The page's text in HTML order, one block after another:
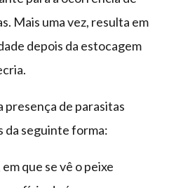
Mais uma vez, resulta em
depois da estocagem
presença de parasitas
da seguinte forma:
que se vê o peixe